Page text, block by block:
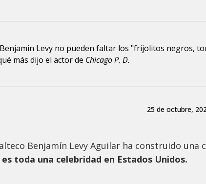
Levy no pueden faltar los "frijolitos negros,
más dijo el actor de Chicago P. D.
25 de octubre,
Benjamín Levy Aguilar ha construido una
es toda una celebridad en Estados Unidos.